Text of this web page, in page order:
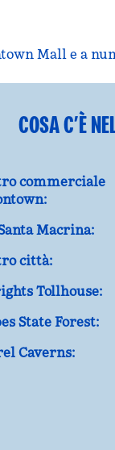
Mall e a
COSA C’È
commerciale
Macrina:
città:
Tollhouse:
State Forest:
Caverns: